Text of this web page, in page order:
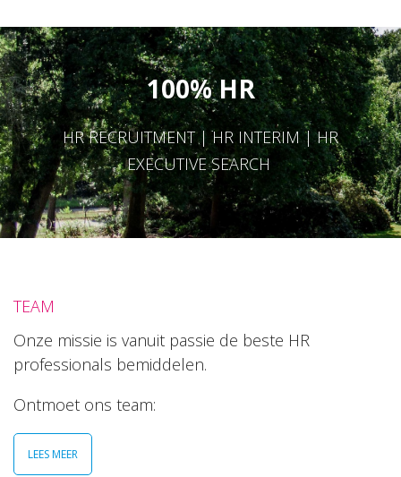
100% HR
HR RECRUITMENT | HR INTERIM | HR
EXECUTIVE SEARCH
TEAM
Onze missie is vanuit passie de beste HR
professionals bemiddelen.
Ontmoet ons team:
LEES MEER